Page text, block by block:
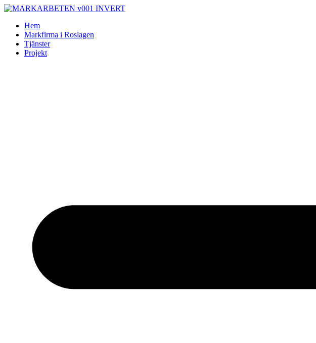
Skip
contentHem
Markfirma i Roslagen
Tjänster
Projekt